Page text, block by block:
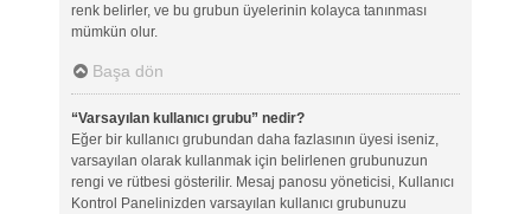
renk belirler, ve bu grubun üyelerinin kolayca tanınması
mümkün olur.
Başa dön
“Varsayılan kullanıcı grubu” nedir?
Eğer bir kullanıcı grubundan daha fazlasının üyesi iseniz,
varsayılan olarak kullanmak için belirlenen grubunuzun
rengi ve rütbesi gösterilir. Mesaj panosu yöneticisi, Kullanıcı
Kontrol Panelinizden varsayılan kullanıcı grubunuzu